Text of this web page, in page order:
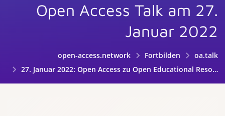
Open Access Talk am 27.
Januar 2022
open-access.network Fortbilden
oa.talk
27. Januar 2022: Open Access zu Open Educational Resources - ein Bericht aus Österreich